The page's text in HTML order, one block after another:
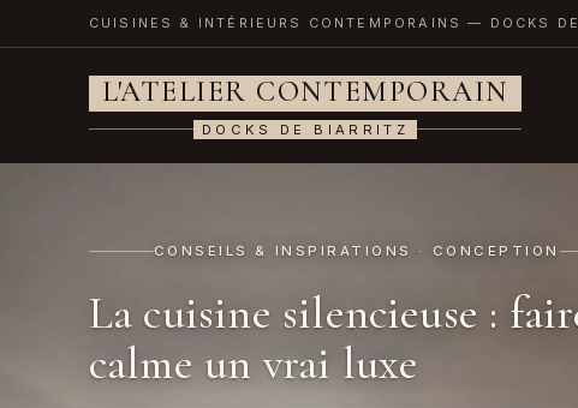
CUISINES & INTÉRIEURS CONTEMPORAINS — DOCKS
L'ATELIER CONTEMPORAIN
DOCKS DE BIARRITZ
CONSEILS & INSPIRATIONS · CONCEPTION
La cuisine silencieuse :
calme un vrai luxe